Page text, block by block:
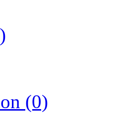
(0)